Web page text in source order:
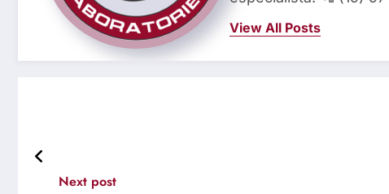
View All Posts
Next post